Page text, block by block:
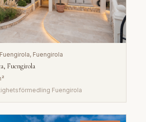
, Fuengirola
Fuengirola
Fuengirola